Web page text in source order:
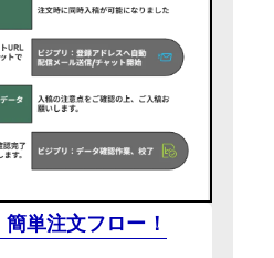
簡単注文フロー！